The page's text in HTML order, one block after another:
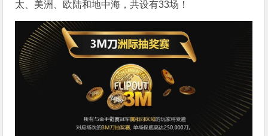
太、美洲、欧陆和地中海，共设有33场！